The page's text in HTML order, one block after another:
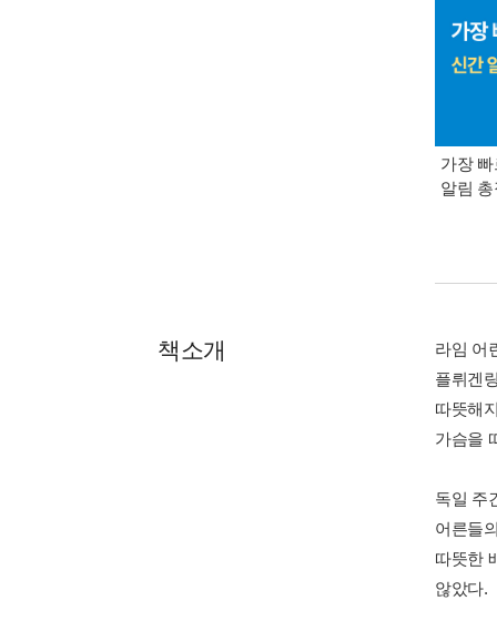
가장
알림
책소개
라임 어
플뤼겐
따뜻해
가슴을
독일 주
어른들
따뜻한
않았다.